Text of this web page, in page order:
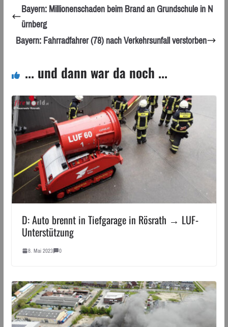
Bayern: Millionenschaden beim Brand an Grundschule in N
ürnberg
Bayern: Fahrradfahrer (78) nach Verkehrsunfall verstorben
... und dann war da noch ...
D: Auto brennt in Tiefgarage in Rösrath → LUF-
Unterstützung
8. Mai 2023 0